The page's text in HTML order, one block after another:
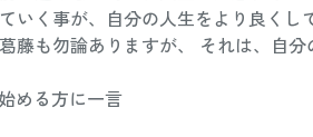
いく事が、自分の人生をより良くし
藤も勿論ありますが、 それは、自分
める方に一言